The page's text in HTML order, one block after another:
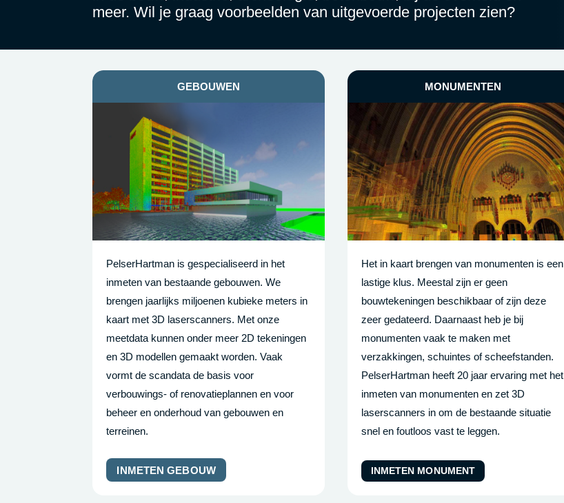
meer. Wil je graag voorbeelden van uitgevoerde projecten zien?
GEBOUWEN
PelserHartman is gespecialiseerd in het
inmeten van bestaande gebouwen. We
brengen jaarlijks miljoenen kubieke meters in
kaart met 3D laserscanners. Met onze
meetdata kunnen onder meer 2D tekeningen
en 3D modellen gemaakt worden. Vaak
vormt de scandata de basis voor
verbouwings- of renovatieplannen en voor
beheer en onderhoud van gebouwen en
terreinen.
INMETEN GEBOUW
MONUMENTEN
Het in kaart brengen van monumenten is een
lastige klus. Meestal zijn er geen
bouwtekeningen beschikbaar of zijn deze
zeer gedateerd. Daarnaast heb je bij
monumenten vaak te maken met
verzakkingen, schuintes of scheefstanden.
PelserHartman heeft 20 jaar ervaring met het
inmeten van monumenten en zet 3D
laserscanners in om de bestaande situatie
snel en foutloos vast te leggen.
INMETEN MONUMENT